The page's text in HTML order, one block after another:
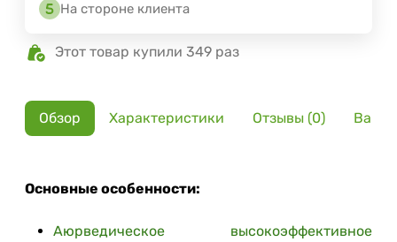
На стороне клиента
Этот товар купили 349 раз
Обзор Характеристики Отзывы (0)
Основные особенности:
Аюрведическое высокоэффективное